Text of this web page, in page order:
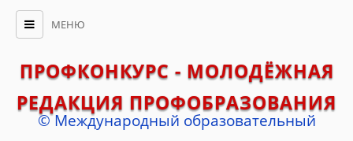
МЕНЮ
ПРОФКОНКУРС - МОЛОДЁЖНАЯ
РЕДАКЦИЯ ПРОФОБРАЗОВАНИЯ
© Международный образовательный